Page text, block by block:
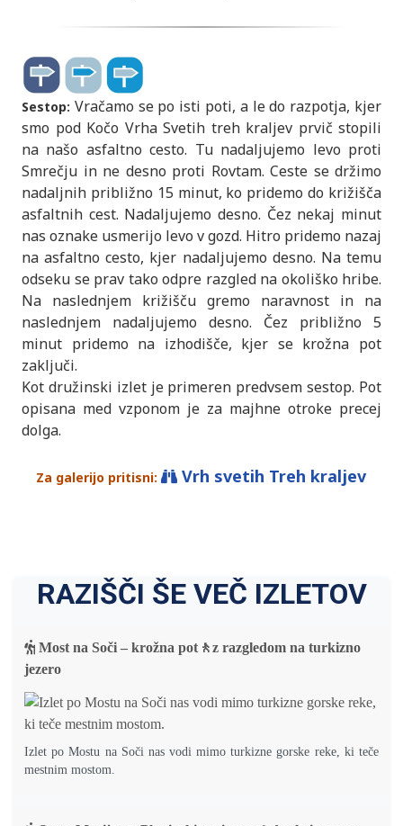
Sestop: Vračamo se po isti poti, a le do razpotja, kjer
smo pod Kočo Vrha Svetih treh kraljev prvič stopili
na našo asfaltno cesto. Tu nadaljujemo levo proti
Smrečju in ne desno proti Rovtam. Ceste se držimo
nadaljnih približno 15 minut, ko pridemo do križišča
asfaltnih cest. Nadaljujemo desno. Čez nekaj minut
nas oznake usmerijo levo v gozd. Hitro pridemo nazaj
na asfaltno cesto, kjer nadaljujemo desno. Na temu
odseku se prav tako odpre razgled na okoliško hribe.
Na naslednjem križišču gremo naravnost in na
naslednjem nadaljujemo desno. Čez približno 5
minut pridemo na izhodišče, kjer se krožna pot
zaključi.
Kot družinski izlet je primeren predvsem sestop. Pot
opisana med vzponom je za majhne otroke precej
dolga.
Za galerijo pritisni: Vrh svetih Treh kraljev
RAZIŠČI ŠE VEČ IZLETOV
Most na Soči – krožna pot🚶z razgledom na turkizno
jezero
Izlet po Mostu na Soči nas vodi mimo turkizne gorske reke, ki teče
mestnim mostom.